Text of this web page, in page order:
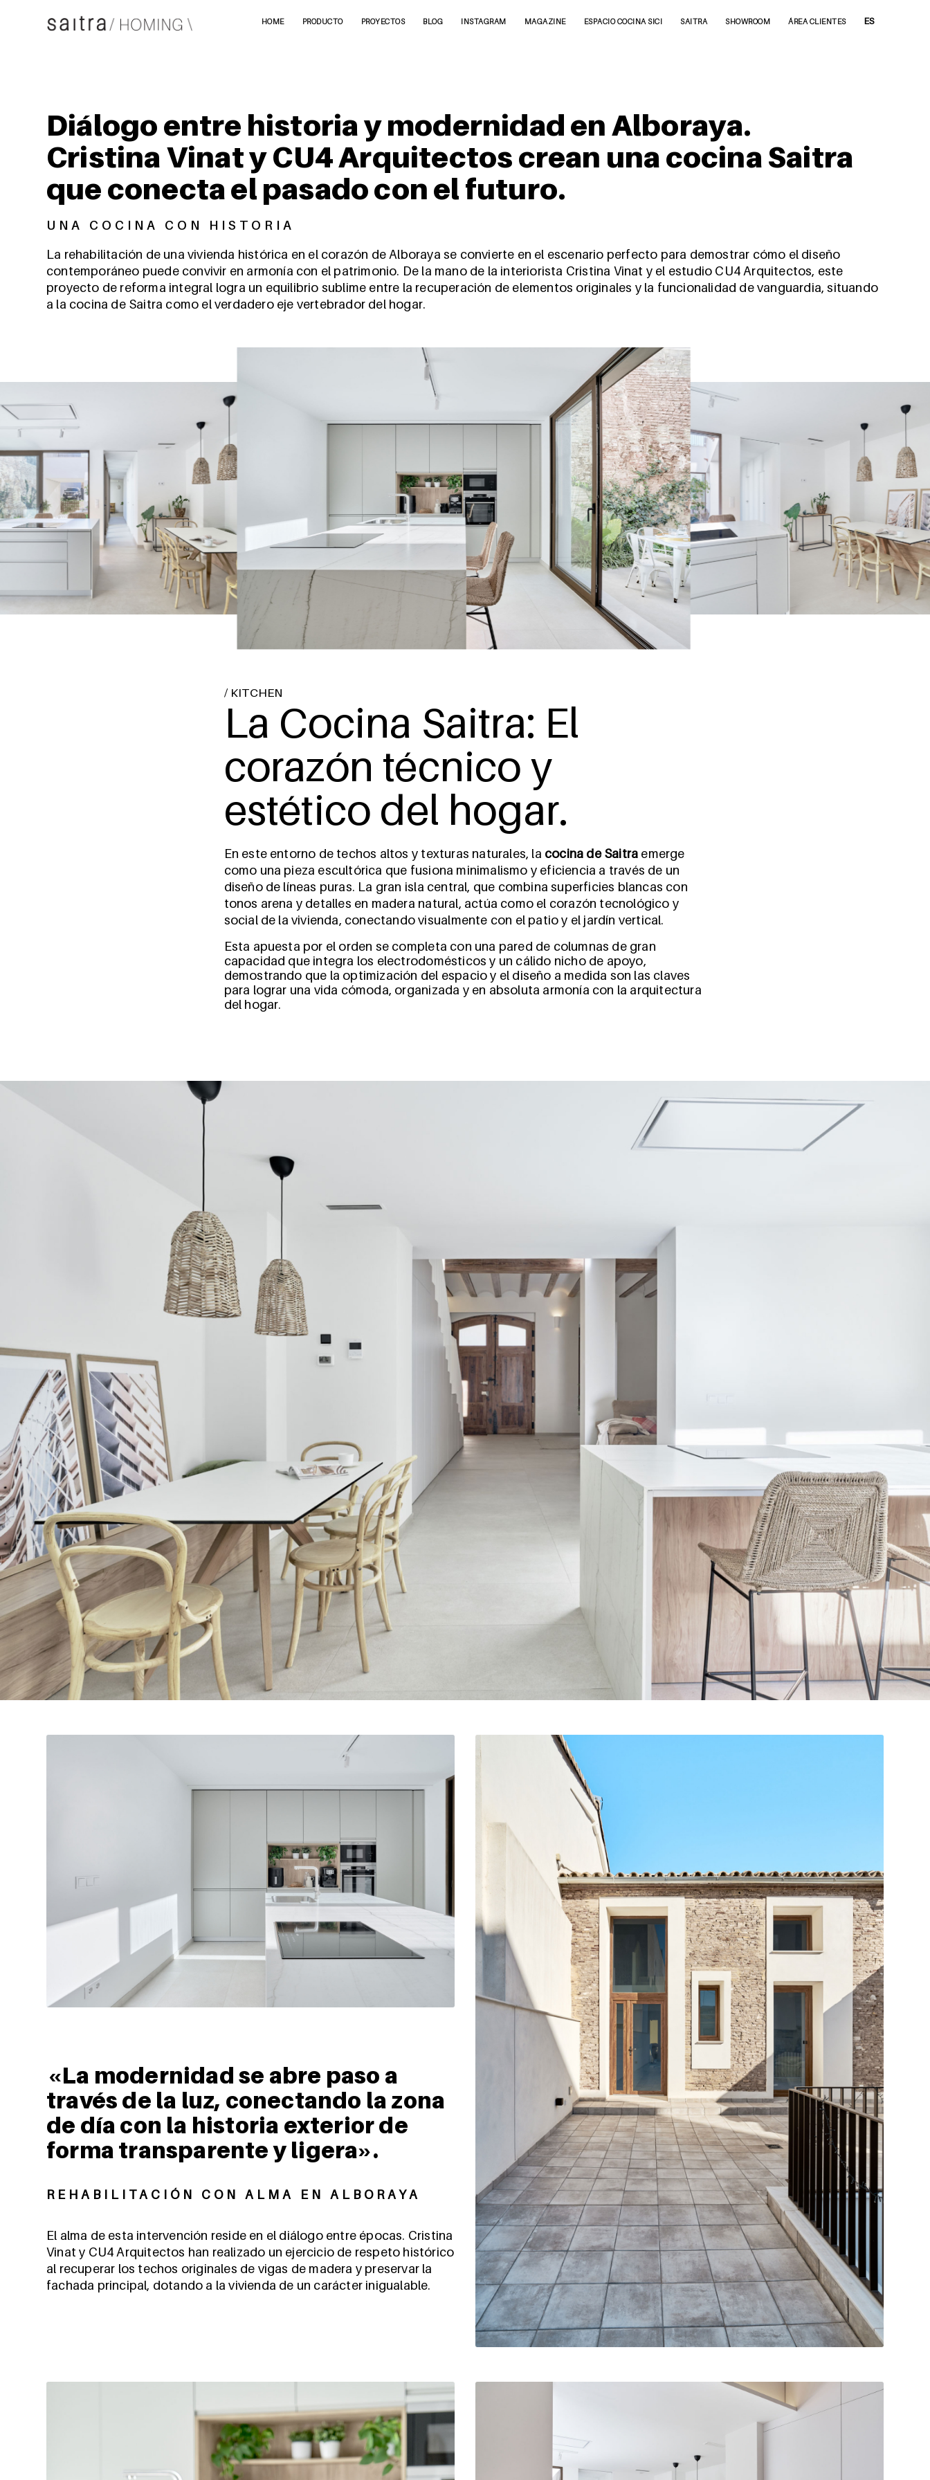
HOME PRODUCTO PROYECTOS BLOG INSTAGRAM MAGAZINE ESPACIO COCINA SICI SAITRA SHOWROOM ÁREA CLIENTES ES
Diálogo entre historia y modernidad en Alboraya.
Cristina Vinat y CU4 Arquitectos crean una cocina Saitra
que conecta el pasado con el futuro.
UNA COCINA CON HISTORIA
La rehabilitación de una vivienda histórica en el corazón de Alboraya se convierte en el escenario perfecto para demostrar cómo el diseño
contemporáneo puede convivir en armonía con el patrimonio. De la mano de la interiorista Cristina Vinat y el estudio CU4 Arquitectos, este
proyecto de reforma integral logra un equilibrio sublime entre la recuperación de elementos originales y la funcionalidad de vanguardia, situando
a la cocina de Saitra como el verdadero eje vertebrador del hogar.
/ KITCHEN
La Cocina Saitra: El
corazón técnico y
estético del hogar.
En este entorno de techos altos y texturas naturales, la cocina de Saitra emerge
como una pieza escultórica que fusiona minimalismo y eficiencia a través de un
diseño de líneas puras. La gran isla central, que combina superficies blancas con
tonos arena y detalles en madera natural, actúa como el corazón tecnológico y
social de la vivienda, conectando visualmente con el patio y el jardín vertical.
Esta apuesta por el orden se completa con una pared de columnas de gran
capacidad que integra los electrodomésticos y un cálido nicho de apoyo,
demostrando que la optimización del espacio y el diseño a medida son las claves
para lograr una vida cómoda, organizada y en absoluta armonía con la arquitectura
del hogar.
«La modernidad se abre paso a
través de la luz, conectando la zona
de día con la historia exterior de
forma transparente y ligera».
REHABILITACIÓN CON ALMA EN ALBORAYA
El alma de esta intervención reside en el diálogo entre épocas. Cristina
Vinat y CU4 Arquitectos han realizado un ejercicio de respeto histórico
al recuperar los techos originales de vigas de madera y preservar la
fachada principal, dotando a la vivienda de un carácter inigualable.